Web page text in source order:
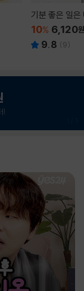
기분 좋은 일은
10% 6,120원
9.8 (9)
!